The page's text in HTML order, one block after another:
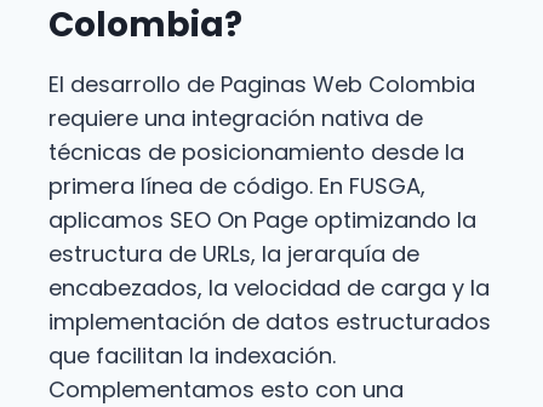
Colombia?
El desarrollo de Paginas Web Colombia
requiere una integración nativa de
técnicas de posicionamiento desde la
primera línea de código. En FUSGA,
aplicamos SEO On Page optimizando la
estructura de URLs, la jerarquía de
encabezados, la velocidad de carga y la
implementación de datos estructurados
que facilitan la indexación.
Complementamos esto con una